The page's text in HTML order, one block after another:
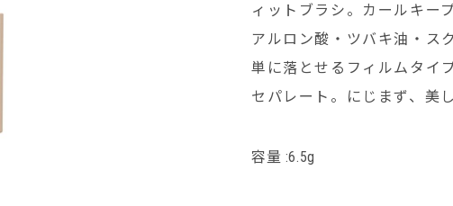
ィットブラシ。カールキー
アルロン酸・ツバキ油・ス
単に落とせるフィルムタイ
セパレート。にじまず、美
容量 :6.5g